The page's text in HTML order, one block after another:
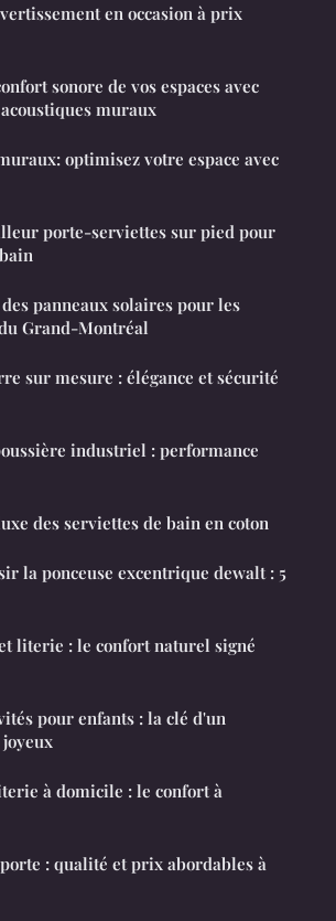
en occasion à prix
sonore de vos espaces avec
muraux
optimisez votre espace avec
porte-serviettes sur pied pour
panneaux solaires pour les
Grand-Montréal
sur mesure : élégance et sécurité
industriel : performance
des serviettes de bain en coton
la ponceuse excentrique dewalt : 5
literie : le confort naturel signé
pour enfants : la clé d'un
à domicile : le confort à
: qualité et prix abordables à